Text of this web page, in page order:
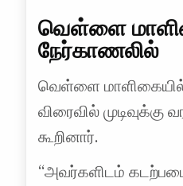
வெள்ளை
நேர்காணலில்
வெள்ளை மாளிகையில்
விரைவில்
கூறினார்.
“அவர்களிடம்